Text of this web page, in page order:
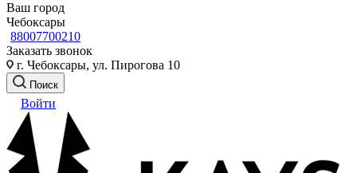
Ваш город
Чебоксары
88007700210
Заказать звонок
г. Чебоксары, ул. Пирогова 10
Поиск
Войти